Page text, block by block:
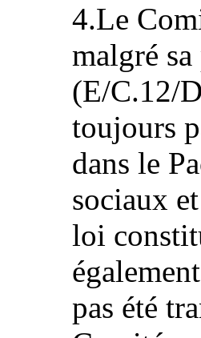
4.Le
malgré
(E/C.12/
toujours
dans le
sociaux
loi
pas été